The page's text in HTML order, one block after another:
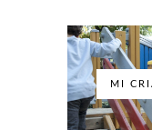
MI